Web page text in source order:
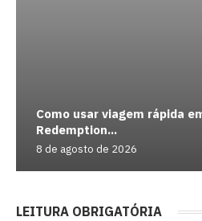
Como usar viagem rápida
Redemption...
8 de agosto de 2026
LEITURA OBRIGATÓRIA